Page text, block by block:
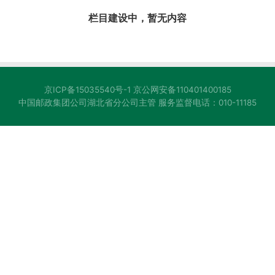
栏目建设中，暂无内容
京ICP备15035540号-1 京公网安备110401400185
中国邮政集团公司湖北省分公司主管 服务监督电话：010-11185